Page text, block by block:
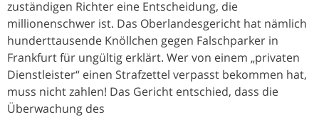
zuständigen Richter eine Entscheidung, die
millionenschwer ist. Das Oberlandesgericht hat nämlich
hunderttausende Knöllchen gegen Falschparker in
Frankfurt für ungültig erklärt. Wer von einem „privaten
Dienstleister“ einen Strafzettel verpasst bekommen hat,
muss nicht zahlen! Das Gericht entschied, dass die
Überwachung des